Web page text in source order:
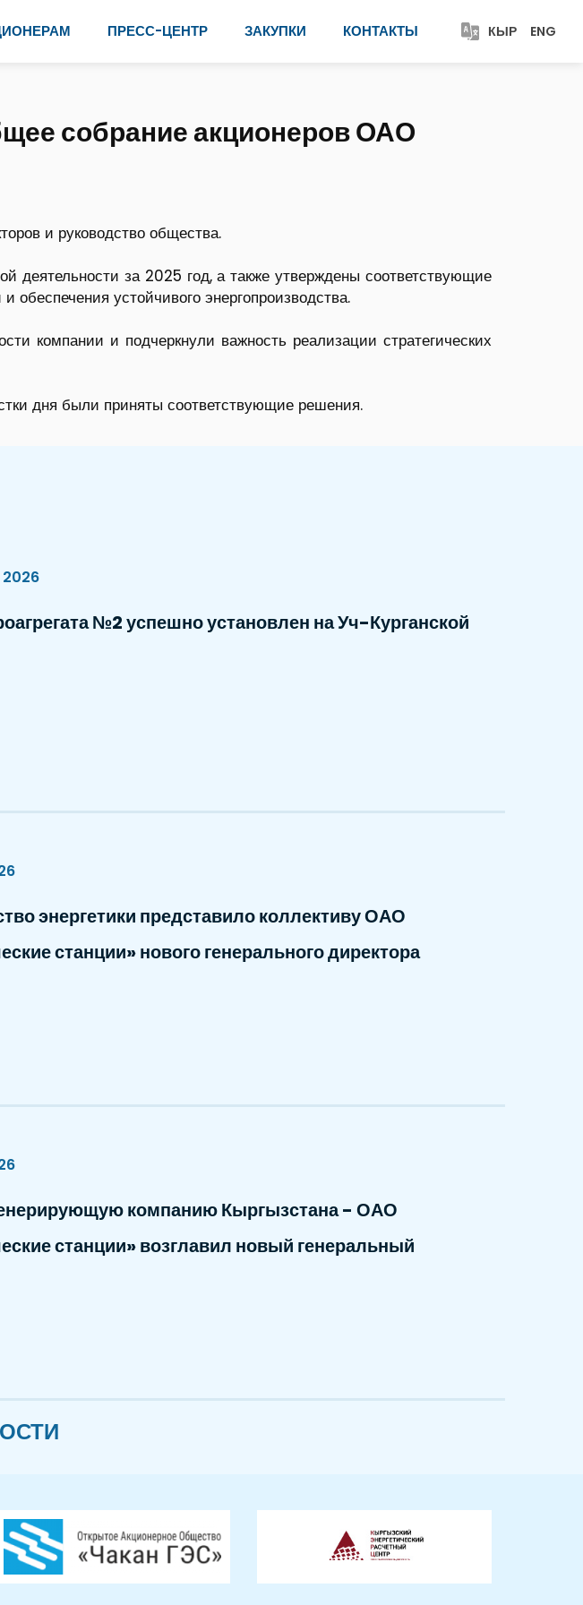
ПРЕСС-ЦЕНТР ЗАКУПКИ КОНТАКТЫ КЫР ENG
собрание акционеров ОАО
и руководство общества.
деятельности за 2025 год, а также утверждены соответствующие
устойчивого энергопроизводства.
компании и подчеркнули важность реализации стратегических
дня были приняты соответствующие решения.
№2 успешно установлен на Уч-Курганской
энергетики представило коллективу ОАО
станции» нового генерального директора
компанию Кыргызстана - ОАО
станции» возглавил новый генеральный